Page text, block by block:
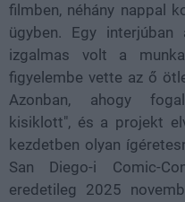
filmben, néhány nappal
ügyben. Egy
izgalmas volt a
figyelembe vette az ő
Azonban, ahogy
kisiklott", és a projekt
kezdetben olyan
San Diego-i Comic-
eredetileg 2025